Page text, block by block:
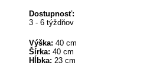
Dostupnosť:
3 - 6 týždňov
Výška: 40 cm
Šírka: 40 cm
Hĺbka: 23 cm